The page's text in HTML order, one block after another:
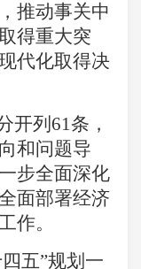
推动事关中
得重大突
代化取得决
开列61条，
和问题导
步全面深化
面部署经济
作。
五”规划一